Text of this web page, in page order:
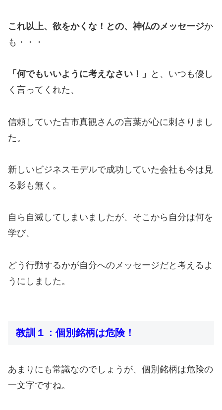
これ以上、欲をかくな！との、神仏のメッセージか
も・・・
「何でもいいように考えなさい！」
と、いつも優し
く言ってくれた、
信頼していた古市真観さんの言葉が心に刺さりまし
た。
新しいビジネスモデルで成功していた会社も今は見
る影も無く。
自ら自滅してしまいましたが、そこから自分は何を
学び、
どう行動するかが自分へのメッセージだと考えるよ
うにしました。
教訓１：個別銘柄は危険！
あまりにも常識なのでしょうが、個別銘柄は危険の
一文字ですね。